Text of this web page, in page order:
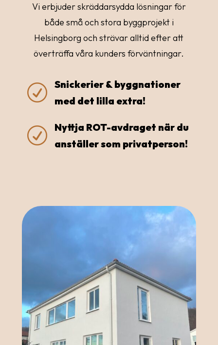
Vi erbjuder skräddarsydda lösningar för
både små och stora byggprojekt i
Helsingborg och strävar alltid efter att
överträffa våra kunders förväntningar.
R
Snickerier & byggnationer
med det lilla extra!
R
Nyttja ROT-avdraget när du
anställer som privatperson!